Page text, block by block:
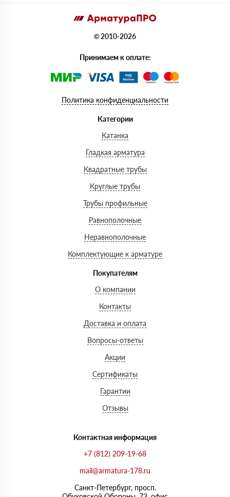
© 2010-2026
Принимаем к оплате:
Политика конфиденциальности
Категории
Катанка
Гладкая арматура
Квадратные трубы
Круглые трубы
Трубы профильные
Равнополочные
Неравнополочные
Комплектующие к арматуре
Покупателям
О компании
Контакты
Доставка и оплата
Вопросы-ответы
Акции
Сертификаты
Гарантии
Отзывы
Контактная информация
+7 (812) 209-19-68
mail@armatura-178.ru
Санкт-Петербург, просп.